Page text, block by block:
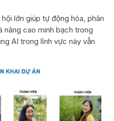
lớn giúp tự động hóa, phân
nâng cao minh bạch trong
AI trong lĩnh vực này vẫn